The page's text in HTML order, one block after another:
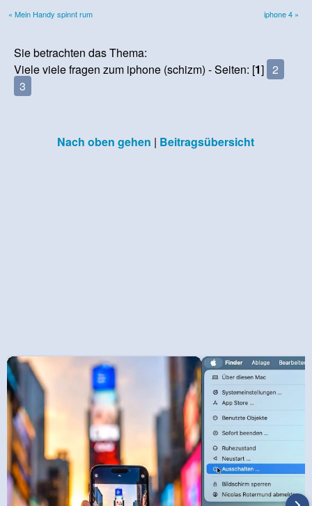
« Mein Handy spinnt rum iphone 4 »
Sie betrachten das Thema:
Viele viele fragen zum iphone (schizm) - Seiten: [1] 2
3
Nach oben gehen | Beitragsübersicht